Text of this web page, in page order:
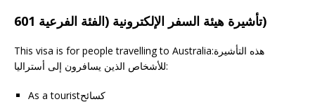
تأشيرة هيئة السفر الإلكترونية (الفئة الفرعية 601)
This visa is for people travelling to Australia:هذه التأشيرة
للأشخاص الذين يسافرون إلى أستراليا:
As a touristكسائح